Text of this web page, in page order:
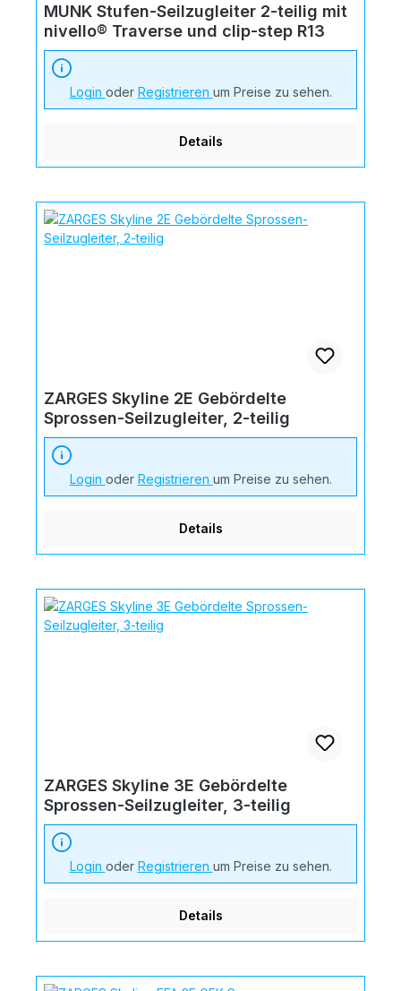
MUNK Stufen-Seilzugleiter 2-teilig mit
nivello® Traverse und clip-step R13
Login oder Registrieren um Preise zu sehen.
Details
ZARGES Skyline 2E Gebördelte
Sprossen-Seilzugleiter, 2-teilig
Login oder Registrieren um Preise zu sehen.
Details
ZARGES Skyline 3E Gebördelte
Sprossen-Seilzugleiter, 3-teilig
Login oder Registrieren um Preise zu sehen.
Details